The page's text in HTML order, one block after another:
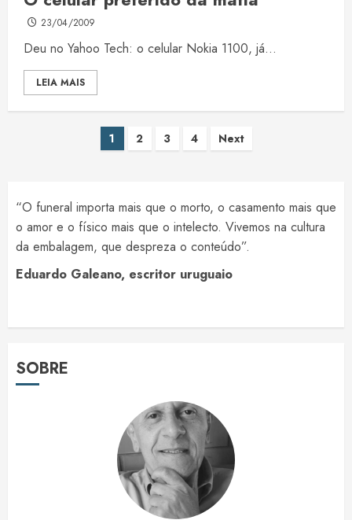
23/04/2009
Deu no Yahoo Tech: o celular Nokia 1100, já...
LEIA MAIS
Paginação
posts
1 2 3 4 Next
“O funeral importa mais que o morto, o casamento mais que
o amor e o físico mais que o intelecto. Vivemos na cultura
da embalagem, que despreza o conteúdo”.
Eduardo Galeano, escritor uruguaio
SOBRE